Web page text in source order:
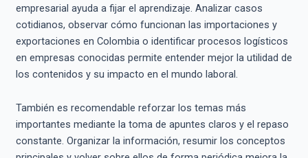
empresarial ayuda a fijar el aprendizaje. Analizar casos
cotidianos, observar cómo funcionan las importaciones y
exportaciones en Colombia o identificar procesos logísticos
en empresas conocidas permite entender mejor la utilidad de
los contenidos y su impacto en el mundo laboral.
También es recomendable reforzar los temas más
importantes mediante la toma de apuntes claros y el repaso
constante. Organizar la información, resumir los conceptos